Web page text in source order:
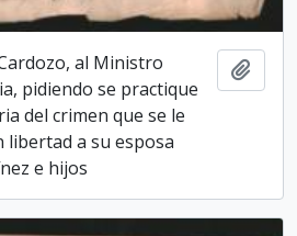
al Ministro
pidiendo se practique
del crimen que se le
libertad a su esposa
e hijos